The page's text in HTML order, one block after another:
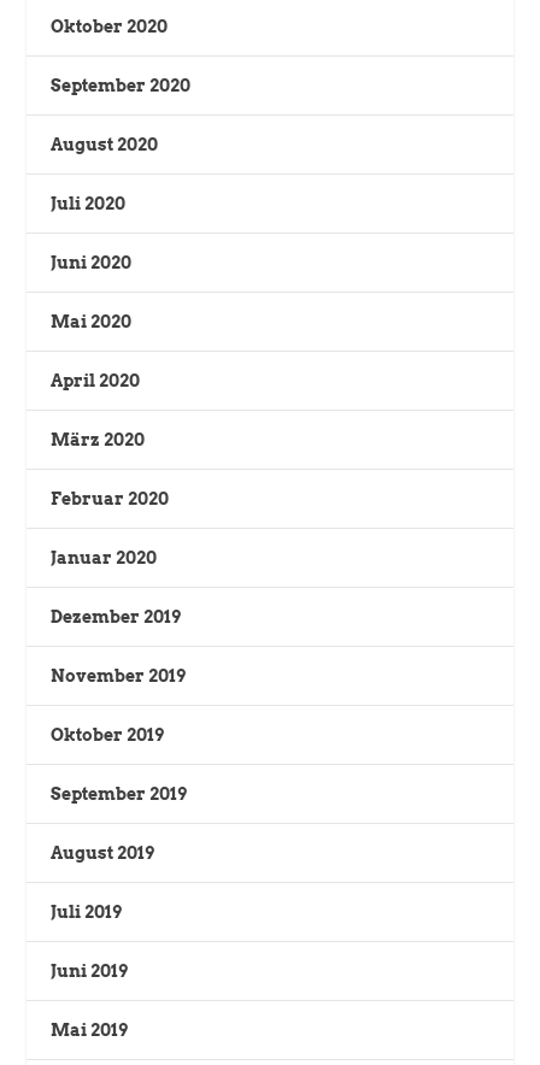
Oktober 2020
September 2020
August 2020
Juli 2020
Juni 2020
Mai 2020
April 2020
März 2020
Februar 2020
Januar 2020
Dezember 2019
November 2019
Oktober 2019
September 2019
August 2019
Juli 2019
Juni 2019
Mai 2019